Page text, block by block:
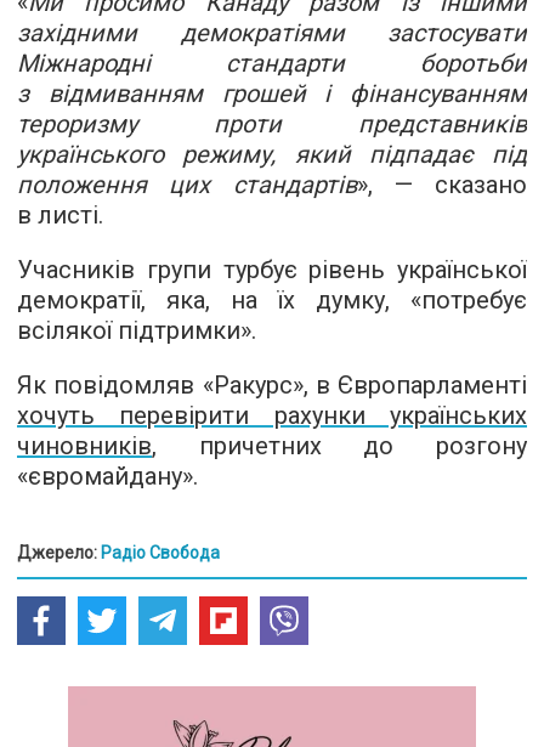
західними демократіями застосувати
Міжнародні стандарти боротьби
з відмиванням грошей і фінансуванням
тероризму проти представників
українського режиму, який підпадає під
положення цих стандартів», — сказано
в листі.
Учасників групи турбує рівень української
демократії, яка, на їх думку, «потребує
всілякої підтримки».
Як повідомляв «Ракурс», в Європарламенті
хочуть перевірити рахунки українських
чиновників, причетних до розгону
«євромайдану».
Джерело: Радіо Свобода